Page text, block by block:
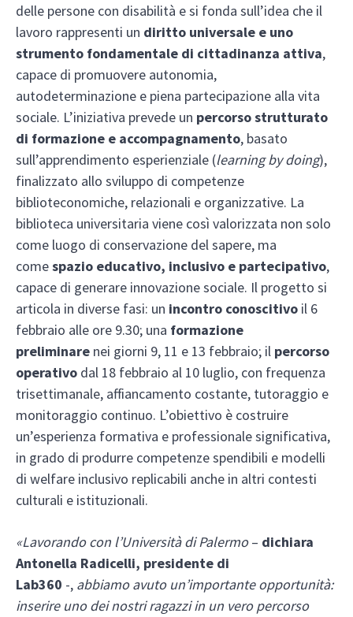
delle persone con disabilità e si fonda sull’idea che il
lavoro rappresenti un diritto universale e uno
strumento fondamentale di cittadinanza attiva,
capace di promuovere autonomia,
autodeterminazione e piena partecipazione alla vita
sociale. L’iniziativa prevede un percorso strutturato
di formazione e accompagnamento, basato
sull’apprendimento esperienziale (learning by doing),
finalizzato allo sviluppo di competenze
biblioteconomiche, relazionali e organizzative. La
biblioteca universitaria viene così valorizzata non solo
come luogo di conservazione del sapere, ma
comespazio educativo, inclusivo e partecipativo,
capace di generare innovazione sociale. Il progetto si
articola in diverse fasi: un incontro conoscitivo il 6
febbraio alle ore 9.30; una formazione
preliminare nei giorni 9, 11 e 13 febbraio; il percorso
operativo dal 18 febbraio al 10 luglio, con frequenza
trisettimanale, affiancamento costante, tutoraggio e
monitoraggio continuo. L’obiettivo è costruire
un’esperienza formativa e professionale significativa,
in grado di produrre competenze spendibili e modelli
di welfare inclusivo replicabili anche in altri contesti
culturali e istituzionali.
«Lavorando con l’Università di Palermo– dichiara
Antonella Radicelli, presidente di
Lab360 -, abbiamo avuto un’importante opportunità:
inserire uno dei nostri ragazzi in un vero percorso